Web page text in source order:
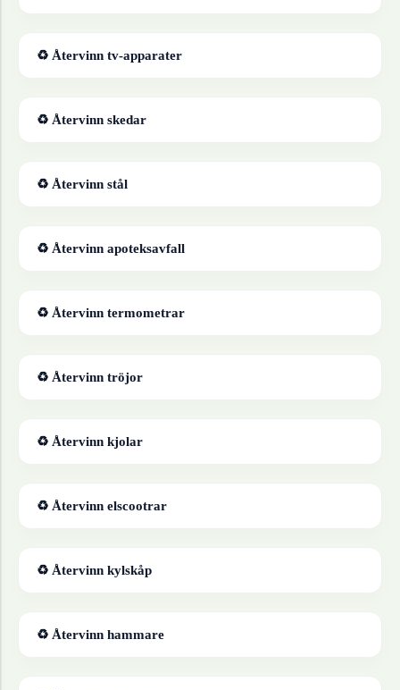
♻ Återvinn tv-apparater
♻ Återvinn skedar
♻ Återvinn stål
♻ Återvinn apoteksavfall
♻ Återvinn termometrar
♻ Återvinn tröjor
♻ Återvinn kjolar
♻ Återvinn elscootrar
♻ Återvinn kylskåp
♻ Återvinn hammare